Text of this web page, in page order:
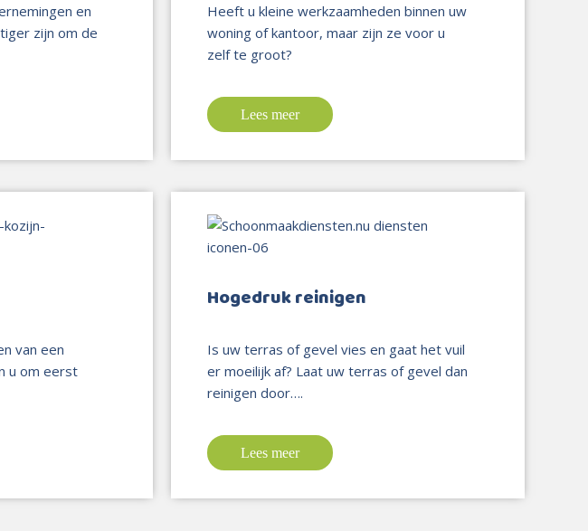
en
zijn om de
Heeft u kleine werkzaamheden binnen uw
woning of kantoor, maar zijn ze voor u
zelf te groot?
Lees meer
van een
u om eerst
Hogedruk reinigen
Is uw terras of gevel vies en gaat het vuil
er moeilijk af? Laat uw terras of gevel dan
reinigen door….
Lees meer